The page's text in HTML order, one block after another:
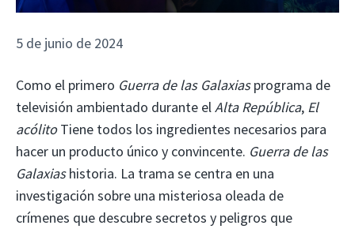
5 de junio de 2024
Como el primero Guerra de las Galaxiasprograma de
televisión ambientado durante el Alta República, El
acólitoTiene todos los ingredientes necesarios para
hacer un producto único y convincente. Guerra de las
Galaxiashistoria. La trama se centra en una
investigación sobre una misteriosa oleada de
crímenes que descubre secretos y peligros que